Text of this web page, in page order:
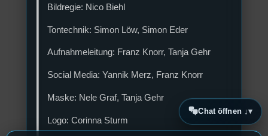
Bildregie: Nico Biehl
Tontechnik: Simon Löw, Simon Eder
Aufnahmeleitung: Franz Knorr, Tanja Gehr
Social Media: Yannik Merz, Franz Knorr
Maske: Nele Graf, Tanja Gehr
Logo: Corinna Sturm
Chat öffnen ↓